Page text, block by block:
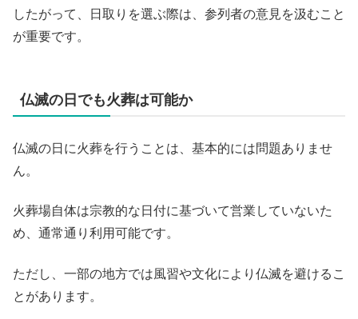
したがって、日取りを選ぶ際は、参列者の意見を汲むこと
が重要です。
仏滅の日でも火葬は可能か
仏滅の日に火葬を行うことは、基本的には問題ありませ
ん。
火葬場自体は宗教的な日付に基づいて営業していないた
め、通常通り利用可能です。
ただし、一部の地方では風習や文化により仏滅を避けるこ
とがあります。